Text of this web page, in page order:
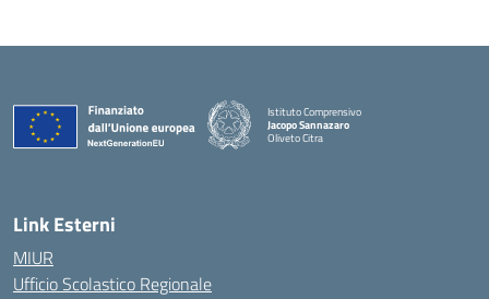
Istituto Comprensivo
Jacopo Sannazaro
Oliveto Citra
Link Esterni
MIUR
Ufficio Scolastico Regionale